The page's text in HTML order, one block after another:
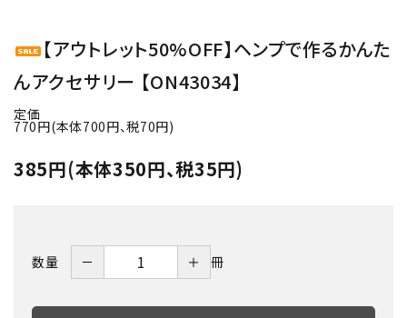
【アウトレット50%OFF】ヘンプで作るかんた
んアクセサリー 【ON43034】
定価
770円(本体700円、税70円)
385円(本体350円、税35円)
数量 － ＋ 冊